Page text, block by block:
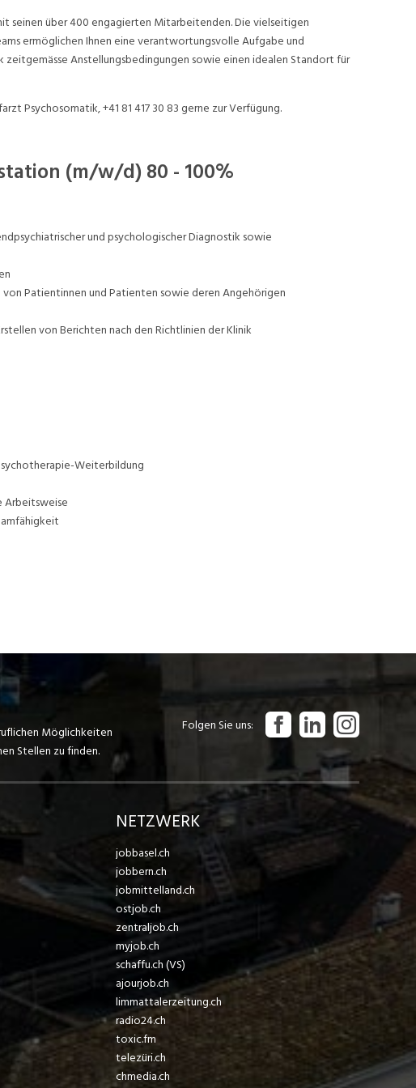
seinen über 400 engagierten Mitarbeitenden. Die vielseitigen
ermöglichen Ihnen eine verantwortungsvolle Aufgabe und
Anstellungsbedingungen sowie einen idealen Standort für
Psychosomatik, +41 81 417 30 83 gerne zur Verfügung.
(m/w/d) 80 - 100%
und psychologischer Diagnostik sowie
Patientinnen und Patienten sowie deren Angehörigen
von Berichten nach den Richtlinien der Klinik
Weiterbildung
Arbeitsweise
Möglichkeiten
Stellen zu finden.
Folgen Sie uns
NETZWERK
jobbasel.ch
jobbern.ch
jobmittelland.ch
ostjob.ch
zentraljob.ch
myjob.ch
schaffu.ch (VS)
ajourjob.ch
limmattalerzeitung.ch
radio24.ch
toxic.fm
telezüri.ch
chmedia.ch